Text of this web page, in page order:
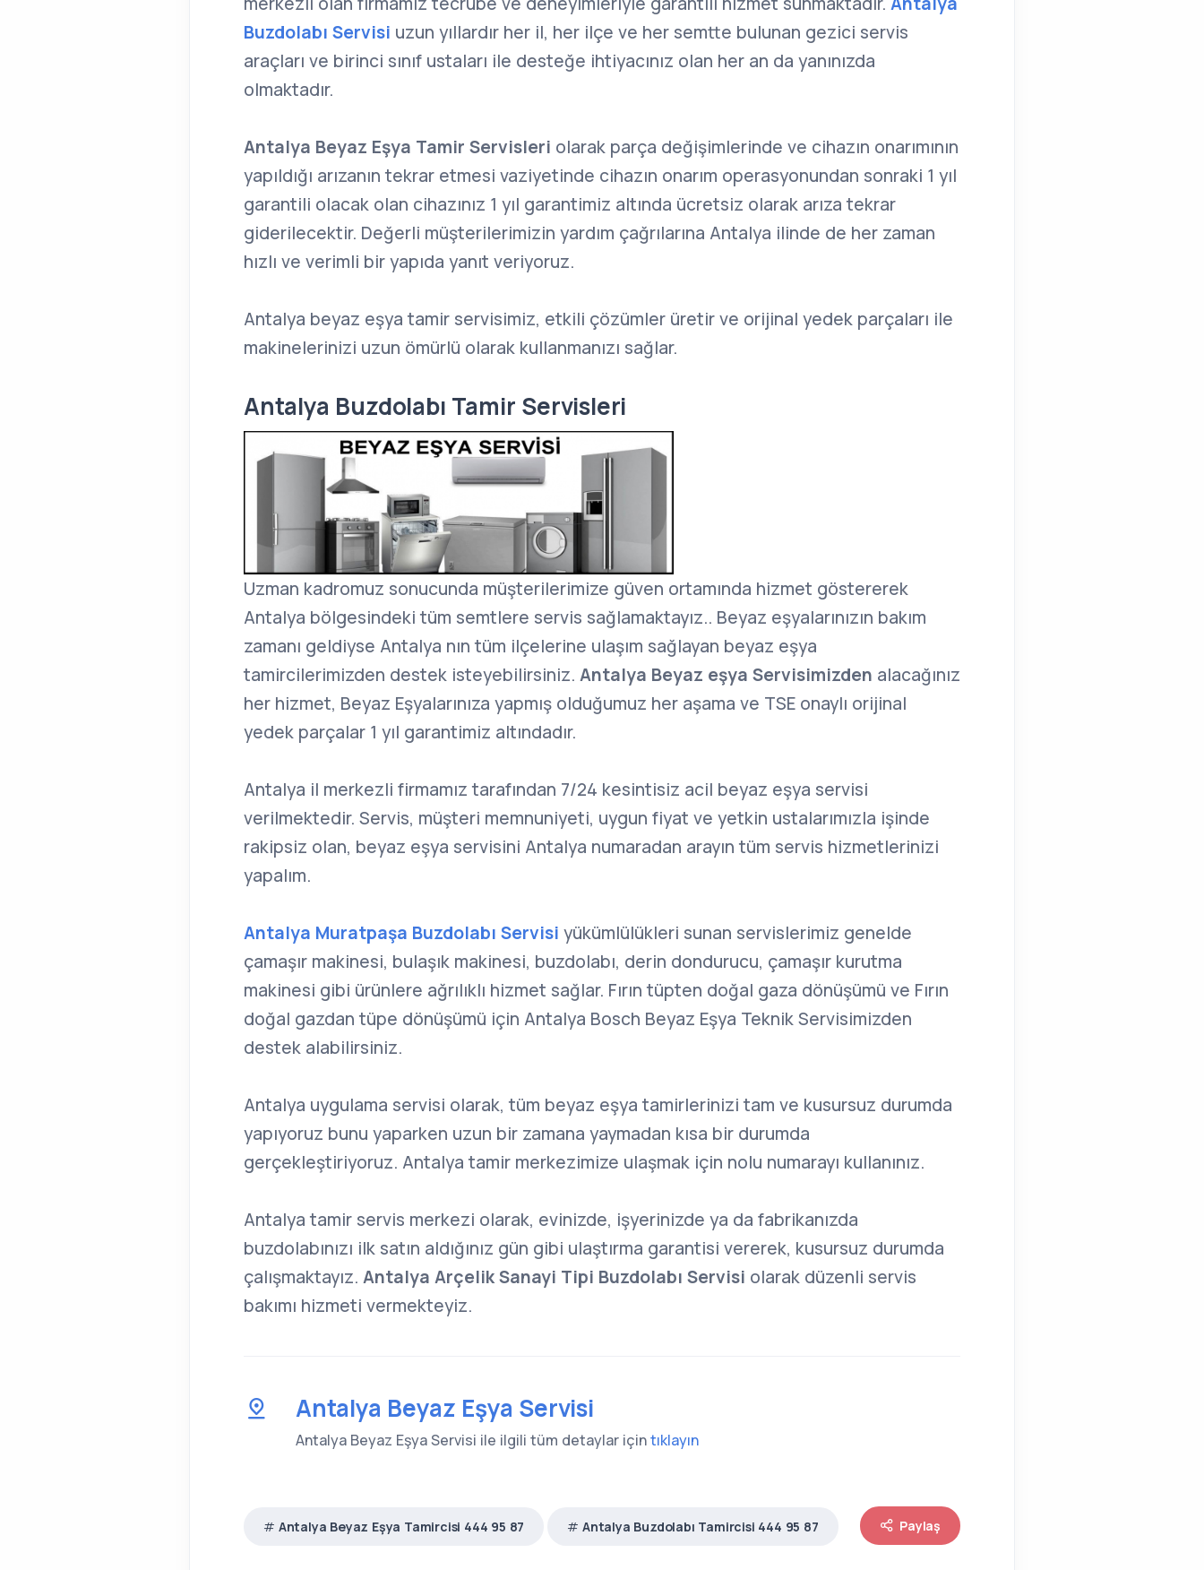
Buzdolabı Servisi uzun yıllardır her il, her ilçe ve her semtte bulunan gezici servis
araçları ve birinci sınıf ustaları ile desteğe ihtiyacınız olan her an da yanınızda
olmaktadır.
Antalya Beyaz Eşya Tamir Servisleri olarak parça değişimlerinde ve cihazın onarımının
yapıldığı arızanın tekrar etmesi vaziyetinde cihazın onarım operasyonundan sonraki 1 yıl
garantili olacak olan cihazınız 1 yıl garantimiz altında ücretsiz olarak arıza tekrar
giderilecektir. Değerli müşterilerimizin yardım çağrılarına Antalya ilinde de her zaman
hızlı ve verimli bir yapıda yanıt veriyoruz.
Antalya beyaz eşya tamir servisimiz, etkili çözümler üretir ve orijinal yedek parçaları ile
makinelerinizi uzun ömürlü olarak kullanmanızı sağlar.
Antalya Buzdolabı Tamir Servisleri
Uzman kadromuz sonucunda müşterilerimize güven ortamında hizmet göstererek
Antalya bölgesindeki tüm semtlere servis sağlamaktayız.. Beyaz eşyalarınızın bakım
zamanı geldiyse Antalya nın tüm ilçelerine ulaşım sağlayan beyaz eşya
tamircilerimizden destek isteyebilirsiniz. Antalya Beyaz eşya Servisimizden alacağınız
her hizmet, Beyaz Eşyalarınıza yapmış olduğumuz her aşama ve TSE onaylı orijinal
yedek parçalar 1 yıl garantimiz altındadır.
Antalya il merkezli firmamız tarafından 7/24 kesintisiz acil beyaz eşya servisi
verilmektedir. Servis, müşteri memnuniyeti, uygun fiyat ve yetkin ustalarımızla işinde
rakipsiz olan, beyaz eşya servisini Antalya numaradan arayın tüm servis hizmetlerinizi
yapalım.
Antalya Muratpaşa Buzdolabı Servisi yükümlülükleri sunan servislerimiz genelde
çamaşır makinesi, bulaşık makinesi, buzdolabı, derin dondurucu, çamaşır kurutma
makinesi gibi ürünlere ağrılıklı hizmet sağlar. Fırın tüpten doğal gaza dönüşümü ve Fırın
doğal gazdan tüpe dönüşümü için Antalya Bosch Beyaz Eşya Teknik Servisimizden
destek alabilirsiniz.
Antalya uygulama servisi olarak, tüm beyaz eşya tamirlerinizi tam ve kusursuz durumda
yapıyoruz bunu yaparken uzun bir zamana yaymadan kısa bir durumda
gerçekleştiriyoruz. Antalya tamir merkezimize ulaşmak için nolu numarayı kullanınız.
Antalya tamir servis merkezi olarak, evinizde, işyerinizde ya da fabrikanızda
buzdolabınızı ilk satın aldığınız gün gibi ulaştırma garantisi vererek, kusursuz durumda
çalışmaktayız. Antalya Arçelik Sanayi Tipi Buzdolabı Servisi olarak düzenli servis
bakımı hizmeti vermekteyiz.
Antalya Beyaz Eşya Servisi
Antalya Beyaz Eşya Servisi ile ilgili tüm detaylar içintıklayın
Antalya Beyaz Eşya Tamircisi 444 95 87 Antalya Buzdolabı Tamircisi 444 95 87 Paylaş